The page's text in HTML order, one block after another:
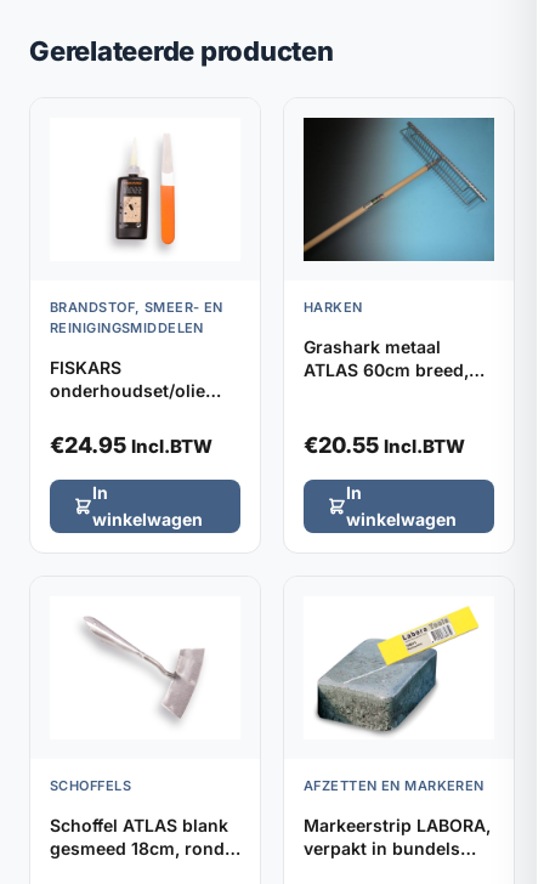
Gerelateerde producten
BRANDSTOF, SMEER- EN
REINIGINGSMIDDELEN
FISKARS
onderhoudset/olie
€24.95 Incl.BTW
In
winkelwagen
HARKEN
Grashark metaal
ATLAS 60cm breed,
€20.55 Incl.BTW
In
winkelwagen
SCHOFFELS
Schoffel ATLAS blank
gesmeed 18cm, rond
AFZETTEN EN MARKEREN
Markeerstrip LABORA,
verpakt in bundels